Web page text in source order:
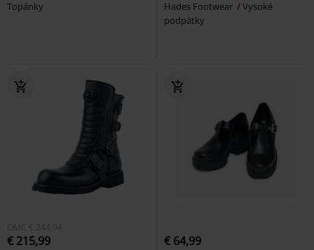
Topánky Hades Footwear
Vysoké
podpätky
OMC € 244,94
€ 215,99 € 64,99